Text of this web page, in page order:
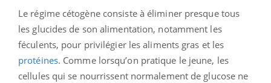
Le régime cétogène consiste à éliminer presque tous
les glucides de son alimentation, notamment les
féculents, pour privilégier les aliments gras et les
protéines. Comme lorsqu’on pratique le jeune, les
cellules qui se nourrissent normalement de glucose ne